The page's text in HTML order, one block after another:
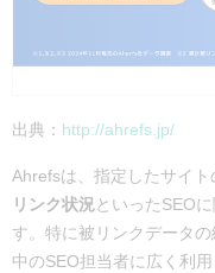
出典： http://ahrefs.jp/
Ahrefsは、指定したサイト
リンク状況といったSEO
す。特に被リンクデータ
中のSEO担当者に広く利用